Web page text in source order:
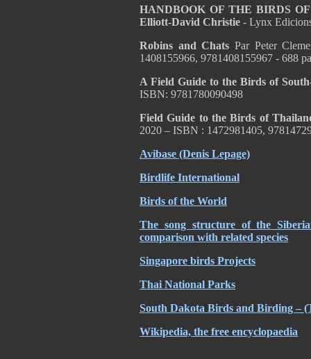
HANDBOOK OF THE BIRDS
Elliott-David Christie - Lynx
Robins and Chats Par Peter
1408155966, 9781408155967 - 688
A Field Guide to the Birds of
ISBN: 9781780090498
Field Guide to the Birds of
2020 – ISBN : 1472981405,
Avibase (Denis Lepage)
Birdlife International
Birds of the World
The song structure of the
comparison with related species
Singapore birds Projects
Thai National Parks
South Dakota Birds and Birding –
Wikipedia, the free encyclopaedia